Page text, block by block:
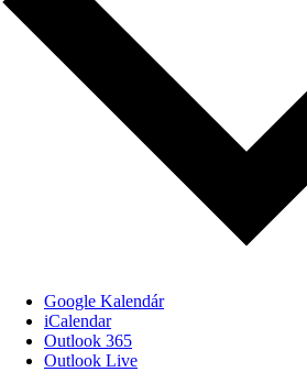
Google Kalendár
iCalendar
Outlook 365
Outlook Live